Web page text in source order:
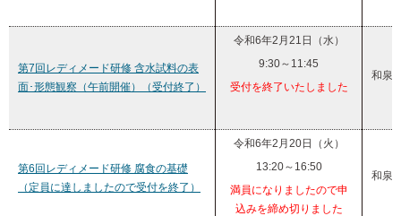
第7回レディメード研修 含水試料の表
面･形態観察（午前開催）（受付終了）
令和6年2月21日（水）
9:30～11:45
受付を終了いたしました
和泉
第6回レディメード研修 腐食の基礎
（定員に達しましたので受付を終了）
令和6年2月20日（火）
13:20～16:50
満員になりましたので申
込みを締め切りました
和泉